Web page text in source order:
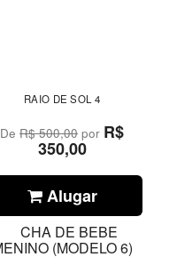
RAIO DE SOL 4
DeR$ 500,00 por R$
350,00
Alugar